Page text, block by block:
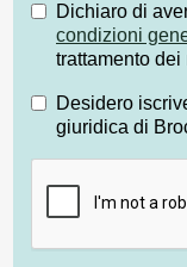
Dichiaro di
condizioni
trattamento dei
Desidero
giuridica di